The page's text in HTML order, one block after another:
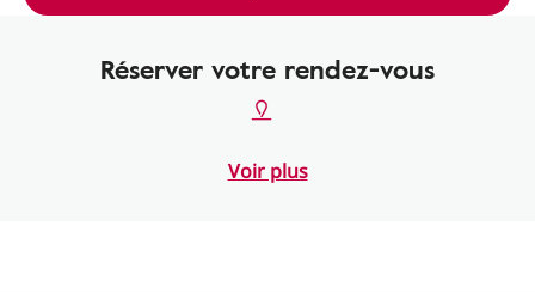
Réserver votre rendez-vous
Voir plus